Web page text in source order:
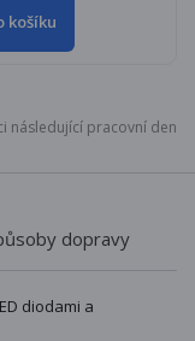
košíku
následující pracovní den
dopravy
diodami a